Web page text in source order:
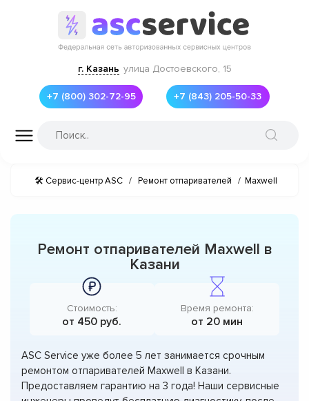
г. Казань улица Достоевского, 15
+7 (800) 302-72-95 +7 (843) 205-50-33
🛠 Сервис-центр ASC / Ремонт отпаривателей / Maxwell
Ремонт отпаривателей Maxwell в
Казани
Стоимость:
от 450 руб.
Время ремонта:
от 20 мин
ASC Service уже более 5 лет занимается срочным
ремонтом отпаривателей Maxwell в Казани.
Предоставляем гарантию на 3 года! Наши сервисные